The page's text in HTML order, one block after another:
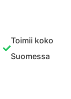
Toimii koko
Suomessa